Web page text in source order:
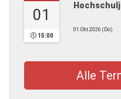
01
15:00
01.Okt.2026 (Do)
Alle